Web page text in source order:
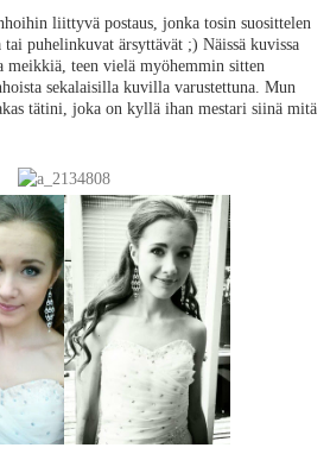
liittyvä postaus, jonka tosin suosittelen
tai puhelinkuvat ärsyttävät ;) Näissä kuvissa
meikkiä, teen vielä myöhemmin sitten
sekalaisilla kuvilla varustettuna. Mun
tätini, joka on kyllä ihan mestari siinä mitä